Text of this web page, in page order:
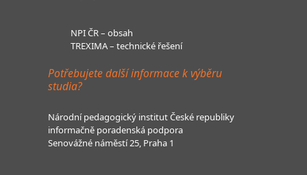
NPI ČR – obsah
TREXIMA – technické řešení
Potřebujete další informace k výběru
studia?
Národní pedagogický institut České republiky
informačně poradenská podpora
Senovážné náměstí 25, Praha 1